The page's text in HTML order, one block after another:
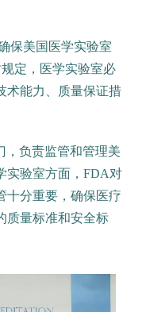
保美国医学实验室
定，医学实验室必
术能力、质量保证措
，负责监管和管理美
实验室方面，FDA对
十分重要，确保医疗
质量标准和安全标